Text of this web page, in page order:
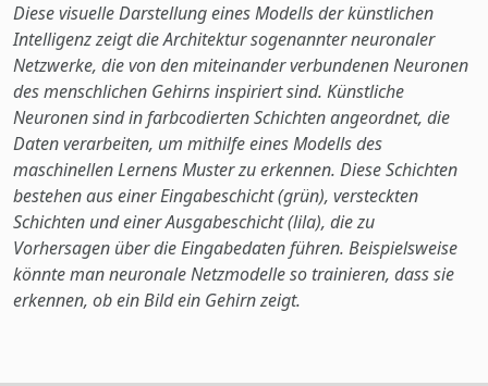
Diese visuelle Darstellung eines Modells der künstlichen
Intelligenz zeigt die Architektur sogenannter neuronaler
Netzwerke, die von den miteinander verbundenen Neuronen
des menschlichen Gehirns inspiriert sind. Künstliche
Neuronen sind in farbcodierten Schichten angeordnet, die
Daten verarbeiten, um mithilfe eines Modells des
maschinellen Lernens Muster zu erkennen. Diese Schichten
bestehen aus einer Eingabeschicht (grün), versteckten
Schichten und einer Ausgabeschicht (lila), die zu
Vorhersagen über die Eingabedaten führen. Beispielsweise
könnte man neuronale Netzmodelle so trainieren, dass sie
erkennen, ob ein Bild ein Gehirn zeigt.